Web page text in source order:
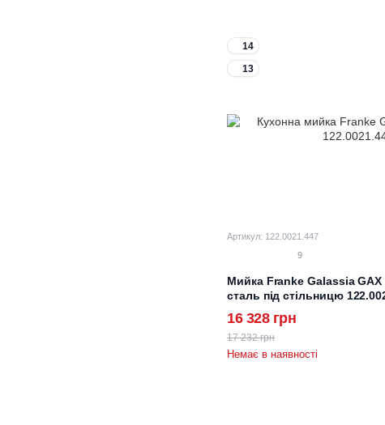
14
13
Артикул: 122.0021.447
9
Мийка Franke Galassia GAX
сталь під стільницю
17 232 грн
16 328 грн
Немає в наявності